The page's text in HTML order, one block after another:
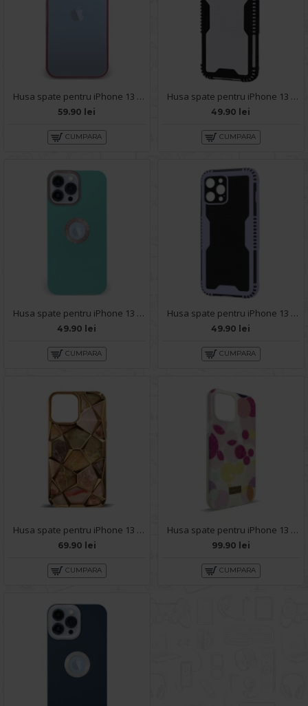
Husa spate pentru iPhone 13 Pro Max - Leaf Case Visiniu
59.90 lei
CUMPARA
Husa spate pentru iPhone 13 Pro Max - Zip Case Gri
49.90 lei
CUMPARA
Husa spate pentru iPhone 13 Pro Max - Circle Case Turcoaz & Roz
49.90 lei
CUMPARA
Husa spate pentru iPhone 13 Pro Max - Zip Case Bleu
49.90 lei
CUMPARA
Husa spate pentru iPhone 13 Pro Max - Yoop Case Gold
69.90 lei
CUMPARA
Husa spate pentru iPhone 13 Pro Max- Glow case
99.90 lei
CUMPARA